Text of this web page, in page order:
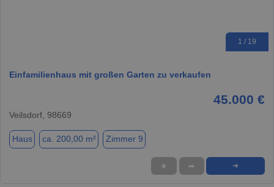
1 / 19
Einfamilienhaus mit großen Garten zu verkaufen
45.000 €
Veilsdorf, 98669
Haus ca. 200,00 m² Zimmer 9
★ ➦ ➜